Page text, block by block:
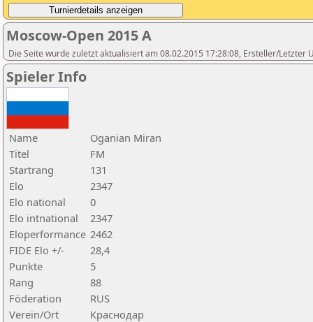
Moscow-Open 2015 A
Die Seite wurde zuletzt aktualisiert am 08.02.2015 17:28:08, Ersteller/Letzter
Spieler Info
Name
Oganian Miran
Titel
FM
Startrang
131
Elo
2347
Elo national
0
Elo intnational
2347
Eloperformance 2462
FIDE Elo +/-
28,4
Punkte
5
Rang
88
Föderation
RUS
Verein/Ort
Краснодар